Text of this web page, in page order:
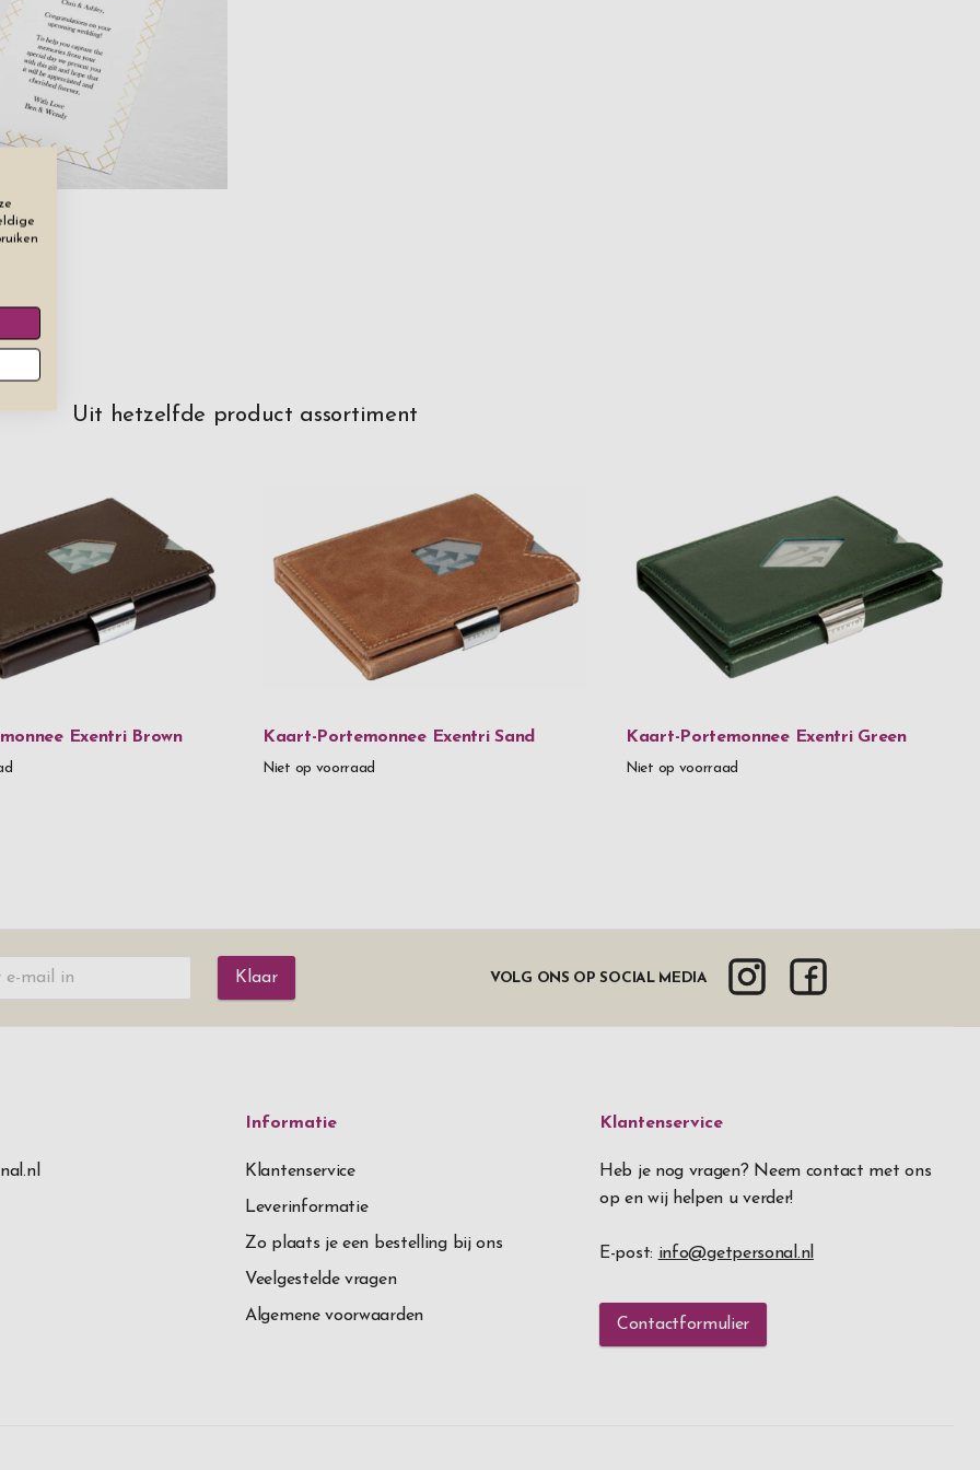
Uit hetzelfde product assortiment
Exentri Brown Kaart-Portemonnee Exentri Sand
Niet op voorraad
Kaart-Portemonnee Exentri Green
Niet op voorraad
Klaar VOLG ONS OP SOCIAL MEDIA
Informatie
Klantenservice
Leverinformatie
Zo plaats je een bestelling bij ons
Veelgestelde vragen
Algemene voorwaarden
Klantenservice
Heb je nog vragen? Neem contact met ons
op en wij helpen u verder!
E-post: info@getpersonal.nl
Contactformulier